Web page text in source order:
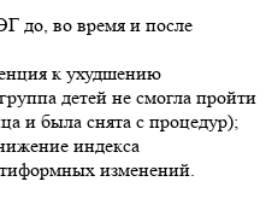
до, во время и после
к ухудшению
детей не смогла пройти
и была снята с процедур);
индекса
изменений.